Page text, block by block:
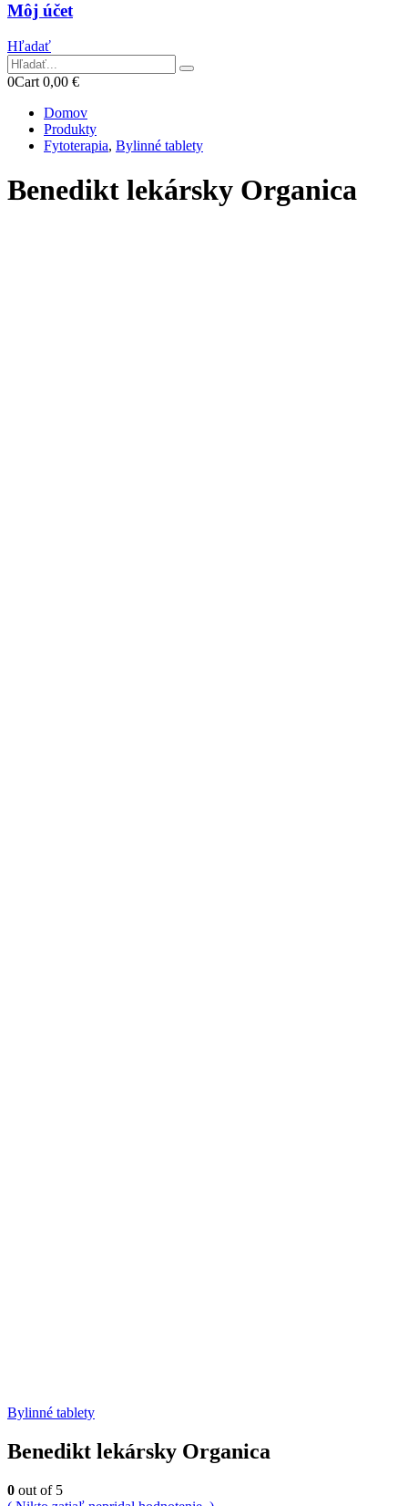
Môj účet
Hľadať
0Cart 0,00 €
Domov
Produkty
Fytoterapia, Bylinné tablety
Benedikt lekársky Organica
Bylinné tablety
Benedikt lekársky Organica
0 out of 5